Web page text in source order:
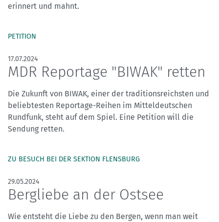
erinnert und mahnt.
PETITION
17.07.2024
MDR Reportage "BIWAK" retten
Die Zukunft von BIWAK, einer der traditionsreichsten und
beliebtesten Reportage-Reihen im Mitteldeutschen
Rundfunk, steht auf dem Spiel. Eine Petition will die
Sendung retten.
ZU BESUCH BEI DER SEKTION FLENSBURG
29.05.2024
Bergliebe an der Ostsee
Wie entsteht die Liebe zu den Bergen, wenn man weit